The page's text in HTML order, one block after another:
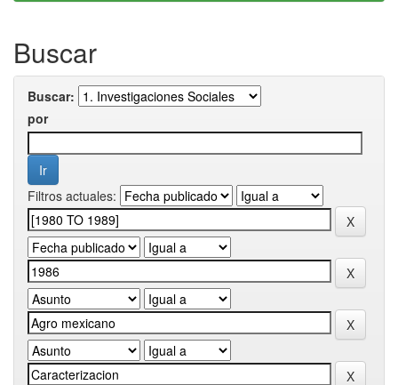
Buscar
Buscar:
por
Filtros actuales: